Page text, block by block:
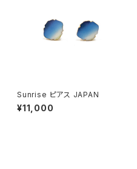
Sunrise ピアス JAPAN
¥11,000